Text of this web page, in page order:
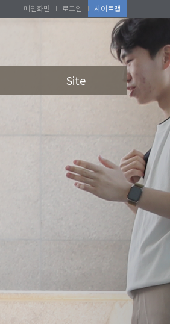
메인화면 로그인 사이트맵
Site